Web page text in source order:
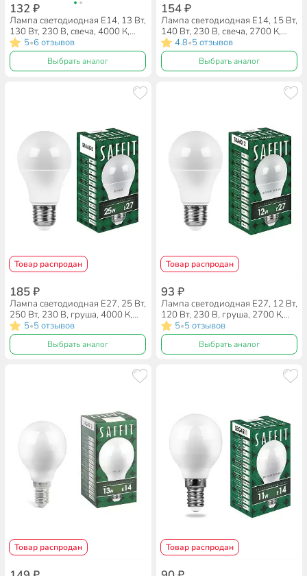
132 ₽
Лампа светодиодная E14, 13 Вт,
130 Вт, 230 В, свеча, 4000 К,
нейтральный белый свет, Saffit,
SBC3713, C37, 55164
5•6 отзывов
Выбрать аналог
154 ₽
Лампа светодиодная E14, 15 Вт,
140 Вт, 230 В, свеча, 2700 К,
теплый белый свет, Saffit,
SBC3715, C37, 55203
4.8•5 отзывов
Выбрать аналог
Товар распродан
185 ₽
Лампа светодиодная E27, 25 Вт,
250 Вт, 230 В, груша, 4000 К,
нейтральный белый свет, Saffit,
SBA6525, A65, 55088
5•5 отзывов
Выбрать аналог
Товар распродан
93 ₽
Лампа светодиодная E27, 12 Вт,
120 Вт, 230 В, груша, 2700 К,
теплый белый свет, Saffit,
CBA6012, A60, 55007
5•5 отзывов
Выбрать аналог
Товар распродан Товар распродан